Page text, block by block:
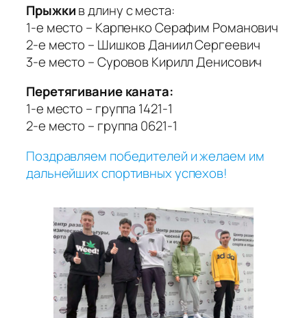
Прыжкив длину с места:
1-е место – Карпенко Серафим Романович
2-е место – Шишков Даниил Сергеевич
3-е место – Суровов Кирилл Денисович
Перетягивание каната:
1-е место – группа 1421-1
2-е место – группа 0621-1
Поздравляем победителей и желаем им
дальнейших спортивных успехов!